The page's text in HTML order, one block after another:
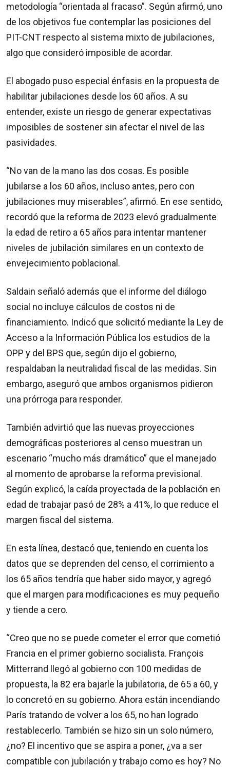
metodología “orientada al fracaso”. Según afirmó, uno
de los objetivos fue contemplar las posiciones del
PIT-CNT respecto al sistema mixto de jubilaciones,
algo que consideró imposible de acordar.
El abogado puso especial énfasis en la propuesta de
habilitar jubilaciones desde los 60 años. A su
entender, existe un riesgo de generar expectativas
imposibles de sostener sin afectar el nivel de las
pasividades.
“No van de la mano las dos cosas. Es posible
jubilarse a los 60 años, incluso antes, pero con
jubilaciones muy miserables”, afirmó. En ese sentido,
recordó que la reforma de 2023 elevó gradualmente
la edad de retiro a 65 años para intentar mantener
niveles de jubilación similares en un contexto de
envejecimiento poblacional.
Saldain señaló además que el informe del diálogo
social no incluye cálculos de costos ni de
financiamiento. Indicó que solicitó mediante la Ley de
Acceso a la Información Pública los estudios de la
OPP y del BPS que, según dijo el gobierno,
respaldaban la neutralidad fiscal de las medidas. Sin
embargo, aseguró que ambos organismos pidieron
una prórroga para responder.
También advirtió que las nuevas proyecciones
demográficas posteriores al censo muestran un
escenario “mucho más dramático” que el manejado
al momento de aprobarse la reforma previsional.
Según explicó, la caída proyectada de la población en
edad de trabajar pasó de 28% a 41%, lo que reduce el
margen fiscal del sistema.
En esta línea, destacó que, teniendo en cuenta los
datos que se deprenden del censo, el corrimiento a
los 65 años tendría que haber sido mayor, y agregó
que el margen para modificaciones es muy pequeño
y tiende a cero.
“Creo que no se puede cometer el error que cometió
Francia en el primer gobierno socialista. François
Mitterrand llegó al gobierno con 100 medidas de
propuesta, la 82 era bajarle la jubilatoria, de 65 a 60, y
lo concretó en su gobierno. Ahora están incendiando
París tratando de volver a los 65, no han logrado
restablecerlo. También se hizo sin un solo número,
¿no? El incentivo que se aspira a poner, ¿va a ser
compatible con jubilación y trabajo como es hoy? No